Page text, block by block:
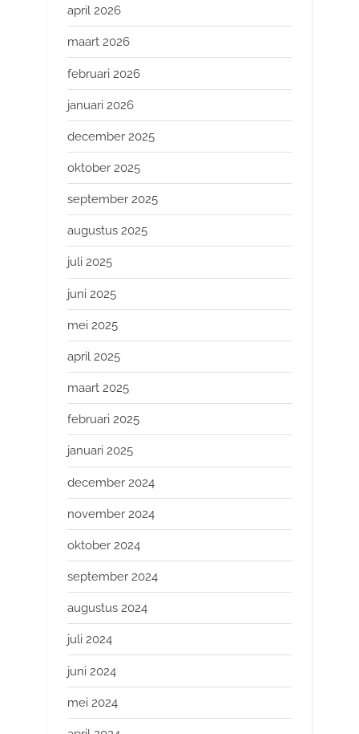
april 2026
maart 2026
februari 2026
januari 2026
december 2025
oktober 2025
september 2025
augustus 2025
juli 2025
juni 2025
mei 2025
april 2025
maart 2025
februari 2025
januari 2025
december 2024
november 2024
oktober 2024
september 2024
augustus 2024
juli 2024
juni 2024
mei 2024